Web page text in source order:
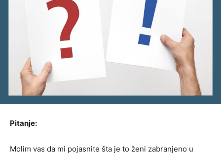
Pitanje:
Molim vas da mi pojasnite šta je to ženi zabranjeno u